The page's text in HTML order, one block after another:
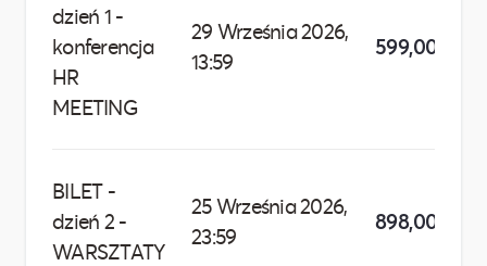
dzień 1 -
konferencja
HR
MEETING
29 Września 2026,
13:59
599,00 zł
BILET -
dzień 2 -
WARSZTATY
25 Września 2026,
23:59
898,00 zł